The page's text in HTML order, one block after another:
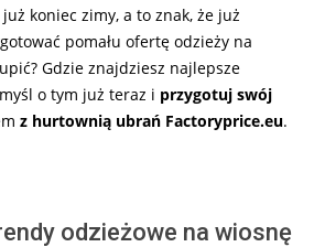
koniec zimy, a to znak, że już
pomału ofertę odzieży na
Gdzie znajdziesz najlepsze
o tym już teraz i przygotuj swój
z hurtownią ubrań Factoryprice.eu.
odzieżowe na wiosnę